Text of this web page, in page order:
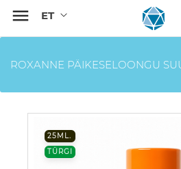

ROXANNE PÄIKESELOONGU
25ML.
TÜRGI